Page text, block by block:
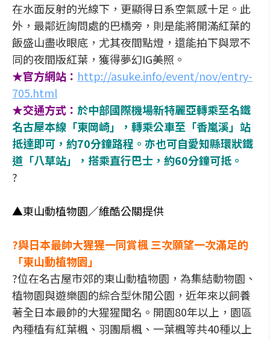
在水面反射的光線下，更顯得日系空氣感十足。此
外，最鄰近詢問處的巴橋旁，則是能將開滿紅葉的
飯盛山盡收眼底，尤其夜間點燈，還能拍下與眾不
同的夜間版紅葉，獲得夢幻IG美照。
★官方網站： http://asuke.info/event/nov/entry-
705.html
★交通方式： 於中部國際機場新特麗亞轉乘至名鐵
名古屋本線「東岡崎」，轉乘公車至「香嵐溪」站
抵達即可，約70分鐘路程。亦也可自愛知縣環狀鐵
道「八草站」，搭乘直行巴士，約60分鐘可抵。
?
▲東山動植物園／維酷公關提供
?與日本最帥大猩猩一同賞楓 三次願望一次滿足的
「東山動植物園」
?位在名古屋市郊的東山動植物園，為集結動物園、
植物園與遊樂園的綜合型休閒公園，近年來以飼養
著全日本最帥的大猩猩聞名。開園80年以上，園區
內種植有紅葉楓、羽團扇楓、一葉楓等共40種以上